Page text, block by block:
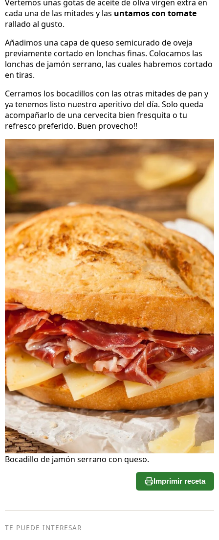
Vertemos unas gotas de aceite de oliva virgen extra en
cada una de las mitades y las untamos con tomate
rallado al gusto.
Añadimos una capa de queso semicurado de oveja
previamente cortado en lonchas finas. Colocamos las
lonchas de jamón serrano, las cuales habremos cortado
en tiras.
Cerramos los bocadillos con las otras mitades de pan y
ya tenemos listo nuestro aperitivo del día. Solo queda
acompañarlo de una cervecita bien fresquita o tu
refresco preferido. Buen provecho!!
Bocadillo de jamón serrano con queso.
Imprimir receta
TE PUEDE INTERESAR